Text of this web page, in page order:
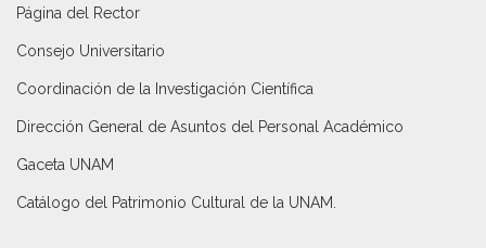
Página del Rector
Consejo Universitario
Coordinación de la Investigación Científica
Dirección General de Asuntos del Personal Académico
Gaceta UNAM
Catálogo del Patrimonio Cultural de la UNAM.